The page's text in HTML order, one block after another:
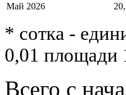
Май 2026
* сотка -
0,01 площади
Всего с